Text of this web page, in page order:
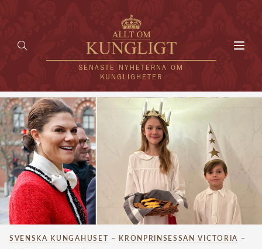
SENASTE NYHETERNA OM
KUNGLIGHETER
HEM
KUNGAFAMILJEN
UTLÄNDSKT
KÄNDISAR
VÄRLDENS KUNGAHUS
Svenska kungahuset
SVENSKA KUNGAHUSET – KRONPRINSESSAN VICTORIA –